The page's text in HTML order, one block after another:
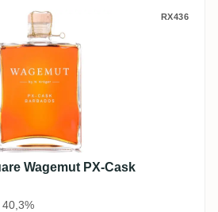
Wagemut PX-Cask
RX436
Wagemut PX-Cask
40,3%